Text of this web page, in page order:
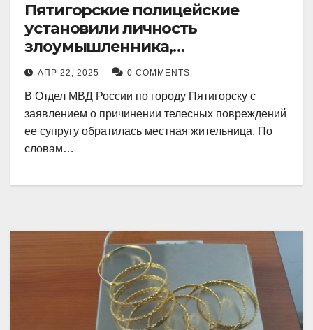
Пятигорские полицейские
установили личность
злоумышленника,
причинившего телесные
повреждения местному жителю
АПР 22, 2025 0 COMMENTS
В Отдел МВД России по городу Пятигорску с
заявлением о причинении телесных повреждений
ее супругу обратилась местная жительница. По
словам…